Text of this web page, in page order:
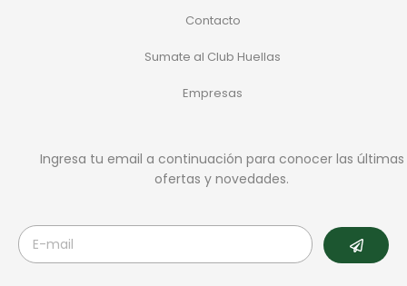
Contacto
Sumate al Club Huellas
Empresas
Ingresa tu email a continuación para conocer las últimas
ofertas y novedades.